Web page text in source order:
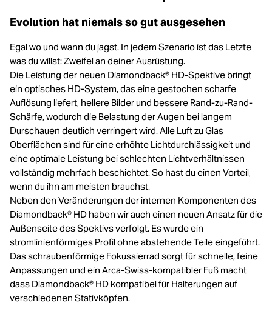
Evolution hat niemals so gut ausgesehen
Egal wo und wann du jagst. In jedem Szenario ist das Letzte
was du willst: Zweifel an deiner Ausrüstung.
Die Leistung der neuen Diamondback® HD-Spektive bringt
ein optisches HD-System, das eine gestochen scharfe
Auflösung liefert, hellere Bilder und bessere Rand-zu-Rand-
Schärfe, wodurch die Belastung der Augen bei langem
Durschauen deutlich verringert wird. Alle Luft zu Glas
Oberflächen sind für eine erhöhte Lichtdurchlässigkeit und
eine optimale Leistung bei schlechten Lichtverhältnissen
vollständig mehrfach beschichtet. So hast du einen Vorteil,
wenn du ihn am meisten brauchst.
Neben den Veränderungen der internen Komponenten des
Diamondback® HD haben wir auch einen neuen Ansatz für die
Außenseite des Spektivs verfolgt. Es wurde ein
stromlinienförmiges Profil ohne abstehende Teile eingeführt.
Das schraubenförmige Fokussierrad sorgt für schnelle, feine
Anpassungen und ein Arca-Swiss-kompatibler Fuß macht
dass Diamondback® HD kompatibel für Halterungen auf
verschiedenen Stativköpfen.